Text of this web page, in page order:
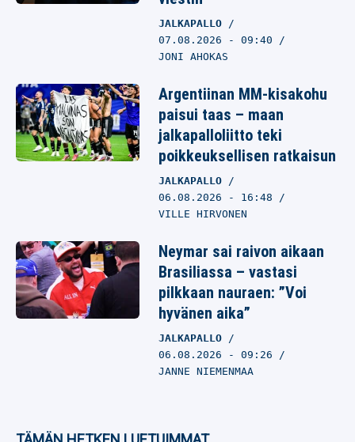
JALKAPALLO
07.08.2026 - 09:40
JONI AHOKAS
Argentiinan MM-kisakohu
paisui taas – maan
jalkapalloliitto teki
poikkeuksellisen ratkaisun
JALKAPALLO
06.08.2026 - 16:48
VILLE HIRVONEN
Neymar sai raivon aikaan
Brasiliassa – vastasi
pilkkaan nauraen: ”Voi
hyvänen aika”
JALKAPALLO
06.08.2026 - 09:26
JANNE NIEMENMAA